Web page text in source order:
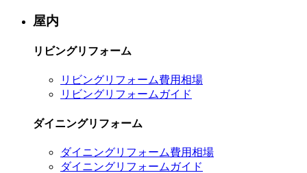
屋内
リビングリフォーム
リビングリフォーム費用相場
リビングリフォームガイド
ダイニングリフォーム
ダイニングリフォーム費用相場
ダイニングリフォームガイド